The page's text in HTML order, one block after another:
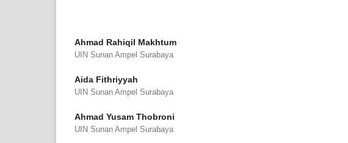
Ahmad Rahiqil Makhtum
UIN Sunan Ampel Surabaya
Aida Fithriyyah
UIN Sunan Ampel Surabaya
Ahmad Yusam Thobroni
UIN Sunan Ampel Surabaya